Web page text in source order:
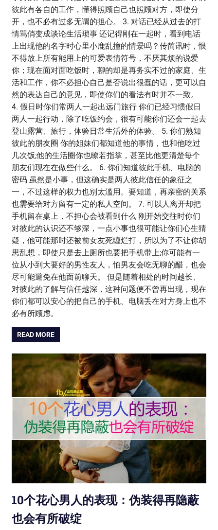
彼此有各自的工作，懂得照顾自己也照顾对方，即使分
开，也不必有过多无谓的担心。 3. 对话已经从过去的打
情骂俏变成谈论生活琐事 还记得刚在一起时，看到电话
上出现他的名字时心里小鹿乱撞的情景吗？传简讯时，恨
不得放上所有能用上的可爱表情符号，不厌其烦的说爱
你；现在面对面吃饭时，聊的却是再务实不过的家庭、生
活和工作，你不必担心自己是否说出很蠢的话，更可以自
然的表达自己的意见，即使你们的看法有时并不一致。
4. 假日时你们常两人一起出远门旅行 你们已经习惯假日
两人一起行动，除了吃饭约会，很有可能你们还会一起去
登山露营、旅行，体验日常生活外的体验。 5. 你们熟知
彼此的朋友圈 你的姐妹们都知道他的事情，也和他吃过
几次饭;他的生活圈你也瞭若指掌，甚至比他更清楚每个
朋友们现在在做些什么。 6. 你们知道彼此手机、电脑的
密码 虽然是小事，但这确实是两人彼此信任的象征之
一，不过这样的权力也别太滥用。要知道，再亲密的关系
也需要给对方留有一定的私人空间。 7. 可以人离开却把
手机留在桌上，不担心会被看到什么 刚开始交往时你们
对彼此的认识还不够深，一点小事也很可能让你们心生猜
疑，他可能那时还被前女友死缠烂打，所以为了不让你胡
思乱想，即使只是去上厕所也要把手机带上;你可能有一
位从小到大要好的男性友人，怕男友会吃无聊的醋，也会
尽可能避免在他面前聊天。 但是随着相处的时间越长、
对彼此的了解与信任越深，这种问题便不曾再出现，现在
你们都可以安心的把自己的手机、电脑丢在对方身上也不
必有所顾虑。
READ MORE
10个花心男人的表现：伪装得再隐蔽
也会有所破绽